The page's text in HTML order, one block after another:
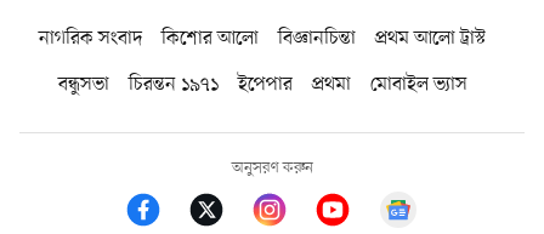
নাগরিক সংবাদ কিশোর আলো বিজ্ঞানচিন্তা
প্রথম আলো ট্রাস্ট
বন্ধুসভা
চিরন্তন ১৯৭১ ইপেপার প্রথমা মোবাইল ভ্যাস
অনুসরণ করুন